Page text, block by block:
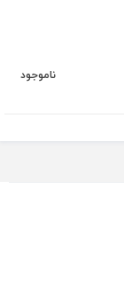
ناموجود